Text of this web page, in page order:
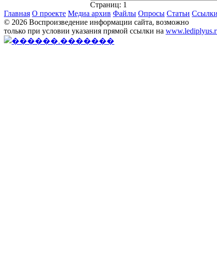
Страниц: 1
Главная О проекте Медиа архив Файлы Опросы Статьи
© 2026 Воспроизведение информации сайта, возможно
только при условии указания прямой ссылки на